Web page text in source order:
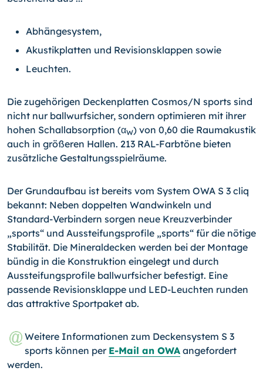
Abhängesystem,
Akustikplatten und Revisionsklappen sowie
Leuchten.
Die zugehörigen Deckenplatten Cosmos/N sports sind
nicht nur ballwurfsicher, sondern optimieren mit ihrer
hohen Schallabsorption (αW) von 0,60 die Raumakustik
auch in größeren Hallen. 213 RAL-Farbtöne bieten
zusätzliche Gestaltungsspielräume.
Der Grundaufbau ist bereits vom System OWA S 3 cliq
bekannt: Neben doppelten Wandwinkeln und
Standard-Verbindern sorgen neue Kreuzverbinder
„sports“ und Aussteifungsprofile „sports“ für die nötige
Stabilität. Die Mineraldecken werden bei der Montage
bündig in die Konstruktion eingelegt und durch
Aussteifungsprofile ballwurfsicher befestigt. Eine
passende Revisionsklappe und LED-Leuchten runden
das attraktive Sportpaket ab.
Weitere Informationen zum Deckensystem S 3
sports können per E-Mail an OWA angefordert
werden.